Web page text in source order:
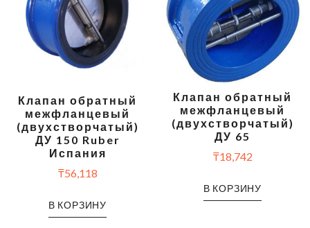
Клапан обратный
межфланцевый
(двухстворчатый)
ДУ 150 Ruber
Испания
₸56,118
В КОРЗИНУ
Клапан обратный
межфланцевый
(двухстворчатый)
ДУ 65
₸18,742
В КОРЗИНУ